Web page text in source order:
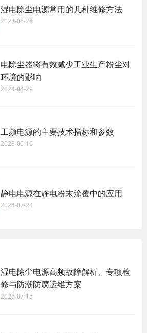
湿电除尘电源常用的几种维修方法
2023-06-28
电除尘器将有效减少工业生产粉尘对
环境的影响
2024-04-29
工频电源的主要技术指标和参数
2023-06-16
静电电源在静电粉末涂覆中的应用
2024-07-24
湿电除尘电源高频故障解析、专项检
修与防潮防腐运维方案
2026-07-15